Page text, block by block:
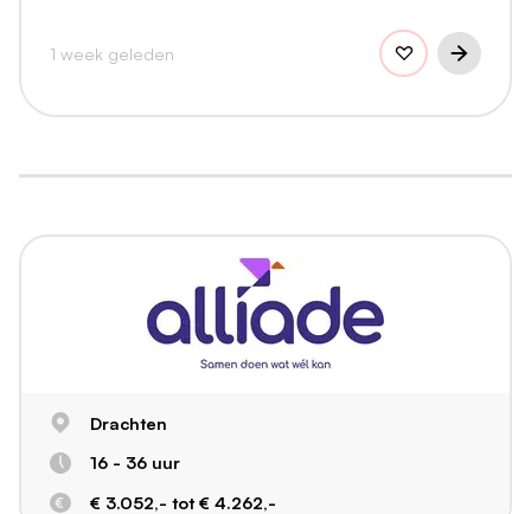
1 week geleden
Drachten
16 - 36 uur
€ 3.052,- tot € 4.262,-